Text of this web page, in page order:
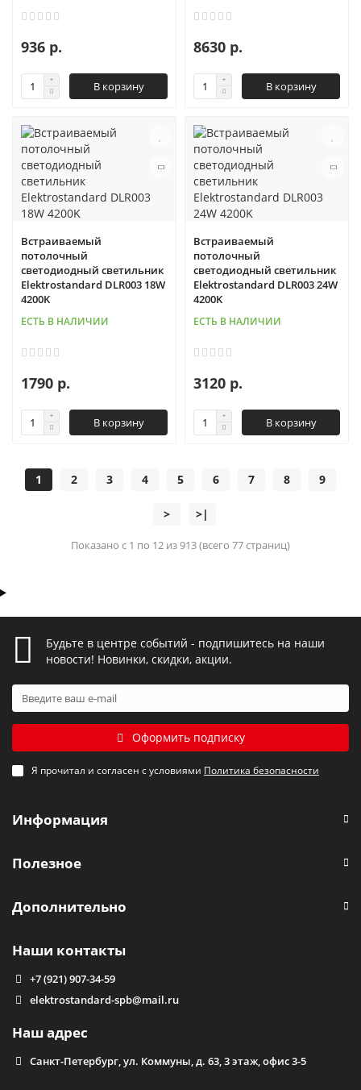
936 р.
В корзину
8630 р.
В корзину
Встраиваемый
потолочный
светодиодный светильник
Elektrostandard DLR003 18W
4200K
ЕСТЬ В НАЛИЧИИ
1790 р.
В корзину
Встраиваемый
потолочный
светодиодный светильник
Elektrostandard DLR003 24W
4200K
ЕСТЬ В НАЛИЧИИ
3120 р.
В корзину
1 2 3 4 5 6 7 8 9
> >|
Показано с 1 по 12 из 913 (всего 77 страниц)
Будьте в центре событий - подпишитесь на наши
новости! Новинки, скидки, акции.
Оформить подписку
Я прочитал и согласен с условиями Политика безопасности
Информация
Полезное
Дополнительно
Наши контакты
+7 (921) 907-34-59
elektrostandard-spb@mail.ru
Наш адрес
Санкт-Петербург, ул. Коммуны, д. 63, 3 этаж, офис 3-5